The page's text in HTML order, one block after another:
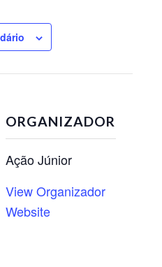
ORGANIZADOR
Ação Júnior
View Organizador
Website